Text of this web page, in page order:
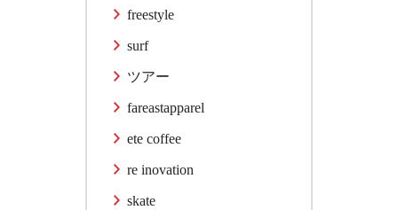
freestyle
surf
ツアー
fareastapparel
ete coffee
re inovation
skate